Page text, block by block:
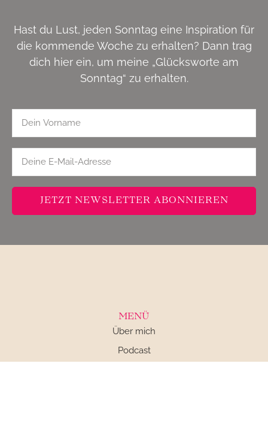
Hast du Lust, jeden Sonntag eine Inspiration für
die kommende Woche zu erhalten? Dann trag
dich hier ein, um meine „Glücksworte am
Sonntag“ zu erhalten.
JETZT NEWSLETTER ABONNIEREN
MENÜ
Über mich
Podcast